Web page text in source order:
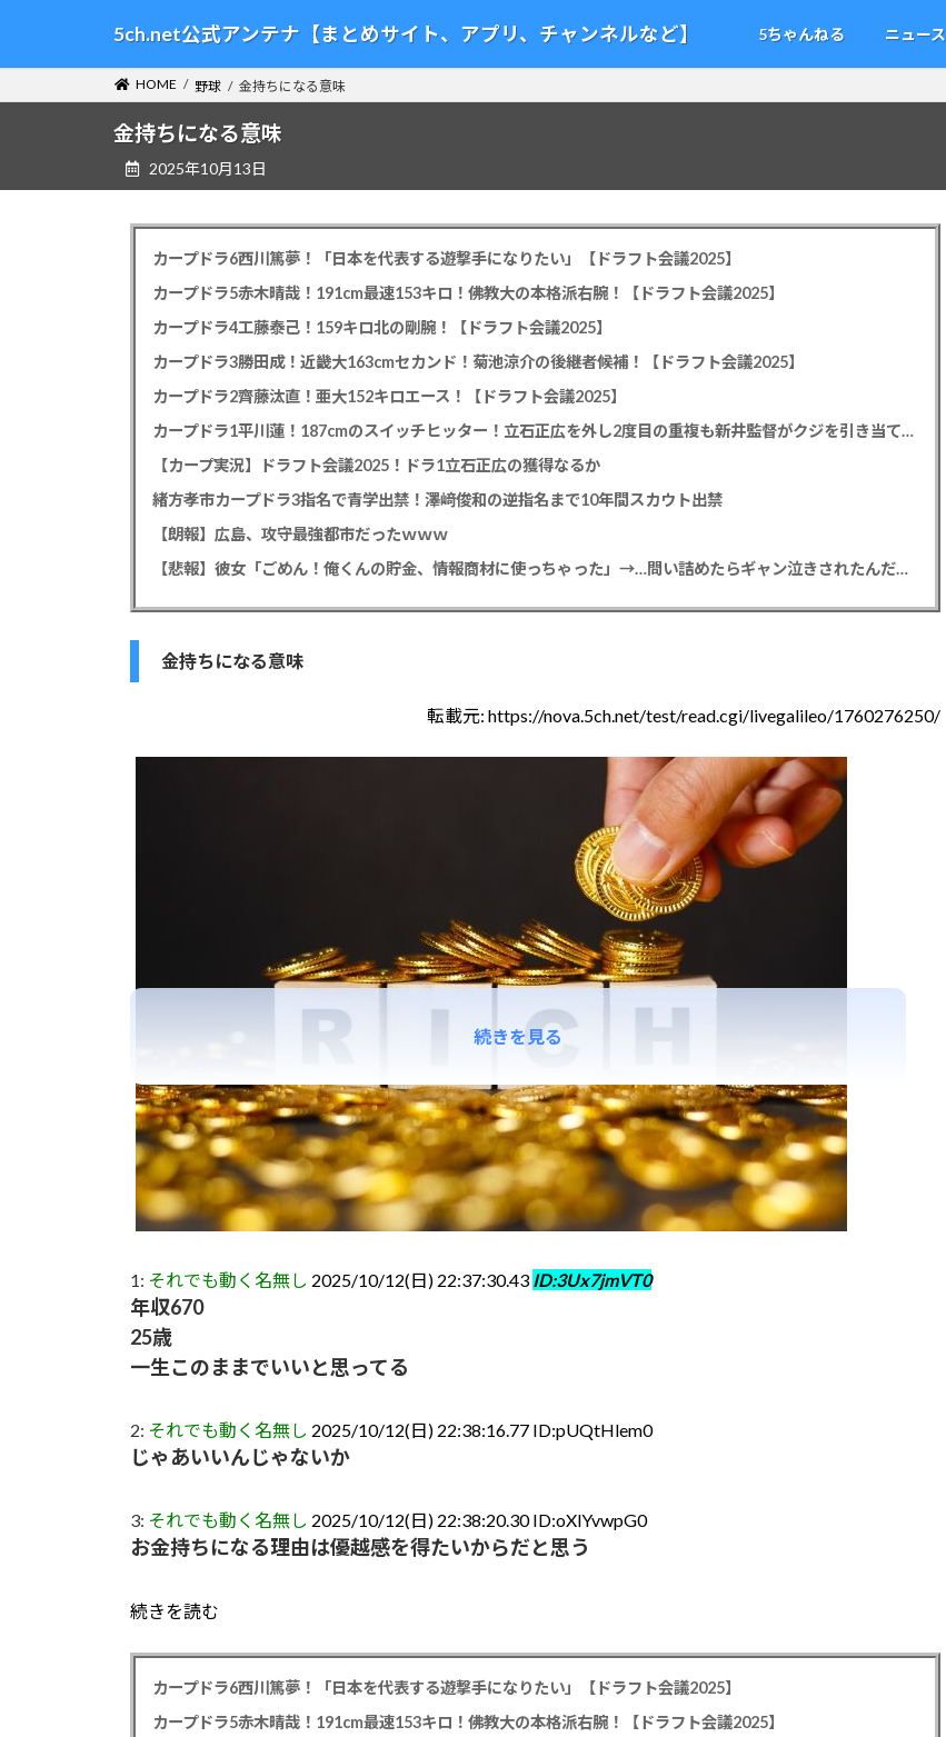
テ
ゲ
5ch.net公式アンテナ【まとめサイト、アプリ、チャンネルなど】 5ちゃんねる ニュース
HOME 野球 金持ちになる意味
金持ちになる意味
2025年10月13日
カープドラ6西川篤夢！「日本を代表する遊撃手になりたい」【ドラフト会議2025】
カープドラ5赤木晴哉！191cm最速153キロ！佛教大の本格派右腕！【ドラフト会議2025】
カープドラ4工藤泰己！159キロ北の剛腕！【ドラフト会議2025】
カープドラ3勝田成！近畿大163cmセカンド！菊池涼介の後継者候補！【ドラフト会議2025】
カープドラ2齊藤汰直！亜大152キロエース！【ドラフト会議2025】
カープドラ1平川蓮！187cmのスイッチヒッター！立石正広を外し2度目の重複も新井監督がクジを引き当てる！【ドラフト会議2025】
【カープ実況】ドラフト会議2025！ドラ1立石正広の獲得なるか
緒方孝市カープドラ3指名で青学出禁！澤﨑俊和の逆指名まで10年間スカウト出禁
【朗報】広島、攻守最強都市だったｗｗｗ
【悲報】彼女「ごめん！俺くんの貯金、情報商材に使っちゃった」→…問い詰めたらギャン泣きされたんだが俺が悪いのか？
金持ちになる意味
転載元:https://nova.5ch.net/test/read.cgi/livegalileo/1760276250/
1: それでも動く名無し 2025/10/12(日) 22:37:30.43 ID:3Ux7jmVT0
年収670
25歳
一生このままでいいと思ってる
2: それでも動く名無し 2025/10/12(日) 22:38:16.77 ID:pUQtHlem0
じゃあいいんじゃないか
3: それでも動く名無し 2025/10/12(日) 22:38:20.30 ID:oXlYvwpG0
お金持ちになる理由は優越感を得たいからだと思う
続きを読む
続きを見る
カープドラ6西川篤夢！「日本を代表する遊撃手になりたい」【ドラフト会議2025】
カープドラ5赤木晴哉！191cm最速153キロ！佛教大の本格派右腕！【ドラフト会議2025】